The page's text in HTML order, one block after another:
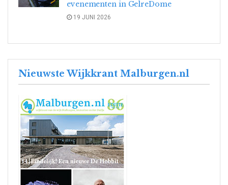
evenementen in GelreDome
19 JUNI 2026
Nieuwste Wijkkrant Malburgen.nl